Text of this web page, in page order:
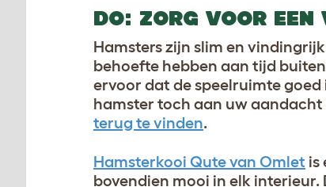
DO: ZORG VOOR EEN
Hamsters zijn slim en
behoefte hebben aan tijd
ervoor dat de speelruimte
hamster toch aan uw
terug te vinden.
Hamsterkooi Qute van Omlet is
bovendien mooi in elk